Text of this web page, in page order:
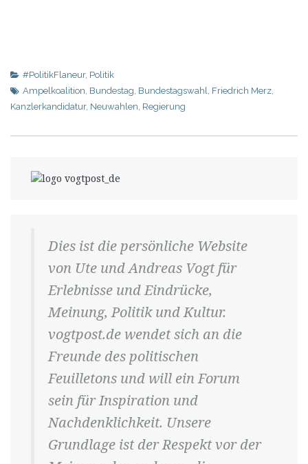
#PolitikFlaneur, Politik
Ampelkoalition Bundestag Bundestagswahl Friedrich Merz
Kanzlerkandidatur, Neuwahlen Regierung
Dies ist die persönliche Website
von Ute und Andreas Vogt für
Erlebnisse und Eindrücke,
Meinung, Politik und Kultur.
vogtpost.de wendet sich an die
Freunde des politischen
Feuilletons und will ein Forum
sein für Inspiration und
Nachdenklichkeit. Unsere
Grundlage ist der Respekt vor der